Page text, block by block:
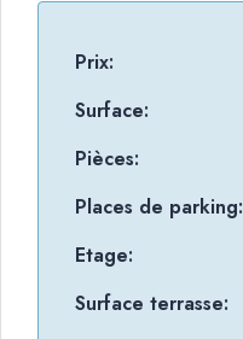
Prix:
Surface:
Pièces:
Places de parking:
Etage:
Surface terrasse: